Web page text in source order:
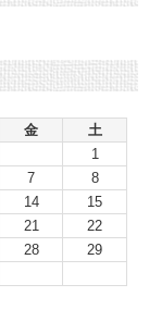
金
土
1
7
8
14
15
21
22
28
29